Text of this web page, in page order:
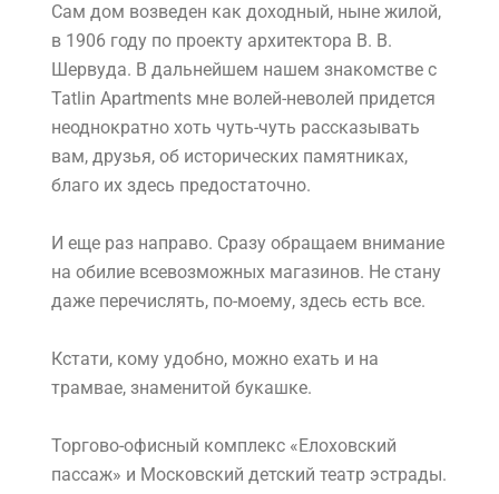
Сам дом возведен как доходный, ныне жилой,
в 1906 году по проекту архитектора В. В.
Шервуда. В дальнейшем нашем знакомстве с
Tatlin Apartments мне волей-неволей придется
неоднократно хоть чуть-чуть рассказывать
вам, друзья, об исторических памятниках,
благо их здесь предостаточно.
И еще раз направо. Сразу обращаем внимание
на обилие всевозможных магазинов. Не стану
даже перечислять, по-моему, здесь есть все.
Кстати, кому удобно, можно ехать и на
трамвае, знаменитой букашке.
Торгово-офисный комплекс «Елоховский
пассаж» и Московский детский театр эстрады.